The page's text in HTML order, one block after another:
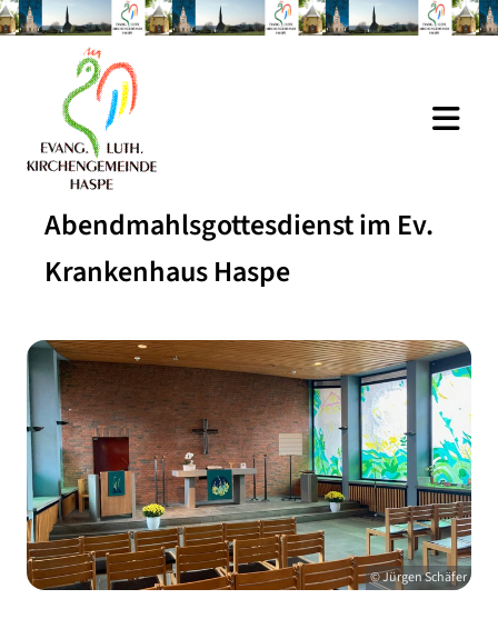
Abendmahlsgottesdienst im Ev.
Krankenhaus Haspe
© Jürgen Schäfer